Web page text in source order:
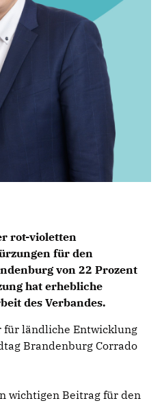
rot-violetten
für den
von 22 Prozent
hat erhebliche
des Verbandes.
für ländliche Entwicklung
Brandenburg Corrado
wichtigen Beitrag für den